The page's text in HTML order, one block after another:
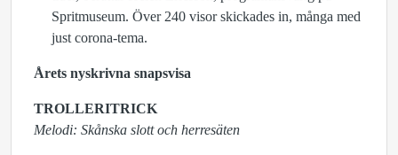
Spritmuseum. Över 240 visor skickades in, många med
just corona-tema.
Årets nyskrivna snapsvisa
TROLLERITRICK
Melodi: Skånska slott och herresäten